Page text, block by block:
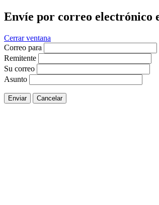
Envíe por correo electrónico
Cerrar ventana
Correo para
Remitente
Su correo
Asunto
Enviar Cancelar